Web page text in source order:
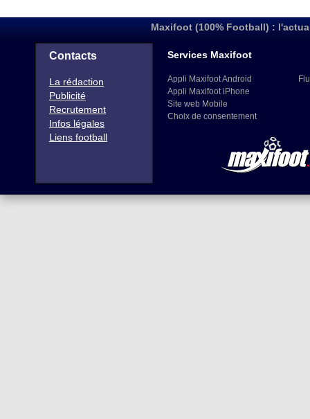
Maxifoot (100% Football) :
Contacts
La rédaction
Publicité
Recrutement
Infos légales
Liens football
Services Maxifoot
Appli Maxifoot Android
Appli Maxifoot iPhone
Site web Mobile
Choix de consentement